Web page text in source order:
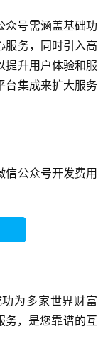
众号需涵盖基础功
服务，同时引入高
提升用户体验和服
台集成来扩大服务
信公众号开发费用
为多家世界财富
务，是您靠谱的互